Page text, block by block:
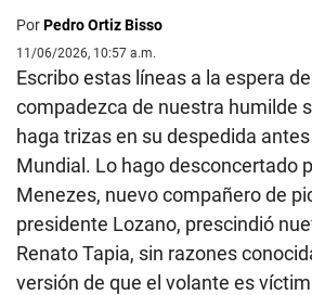
PorPedro Ortiz Bisso
11/06/2026, 10:57 a.m.
Escribo estas líneas a la espera
compadezca de nuestra humilde
haga trizas en su despedida antes
Mundial. Lo hago desconcertado
Menezes, nuevo compañero de
presidente Lozano, prescindió
Renato Tapia, sin razones
versión de que el volante es